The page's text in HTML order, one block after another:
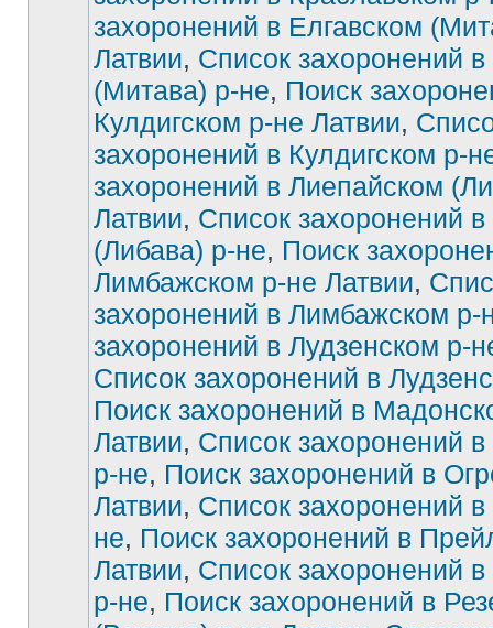
Нет
непрочитанных
сообщений
захоронений в Елгавском
Латвии, Список захоронений
(Митава) р-не, Поиск
Кулдигском р-не Латвии,
захоронений в Кулдигском р-
захоронений в Лиепайском
Латвии, Список захоронений
(Либава) р-не, Поиск
Лимбажском р-не Латвии,
захоронений в Лимбажском р-
захоронений в Лудзенском р-
Список захоронений в
Поиск захоронений в
Латвии, Список захоронений
р-не, Поиск захоронений в
Латвии, Список захоронений
не, Поиск захоронений в
Латвии, Список захоронений
р-не, Поиск захоронений в